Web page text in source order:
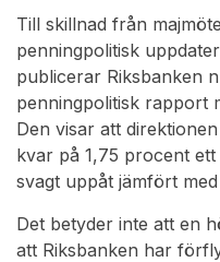
Till skillnad från
penningpolitisk
publicerar Riksbanken
penningpolitisk rapport
Den visar att
kvar på 1,75 procent
svagt uppåt jämfört
Det betyder inte att en
att Riksbanken har